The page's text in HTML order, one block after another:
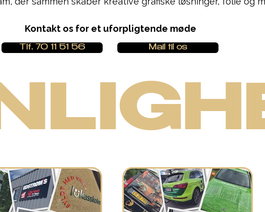
Kontakt os for et uforpligtende møde
Tlf. 70 11 51 56 Mail til os